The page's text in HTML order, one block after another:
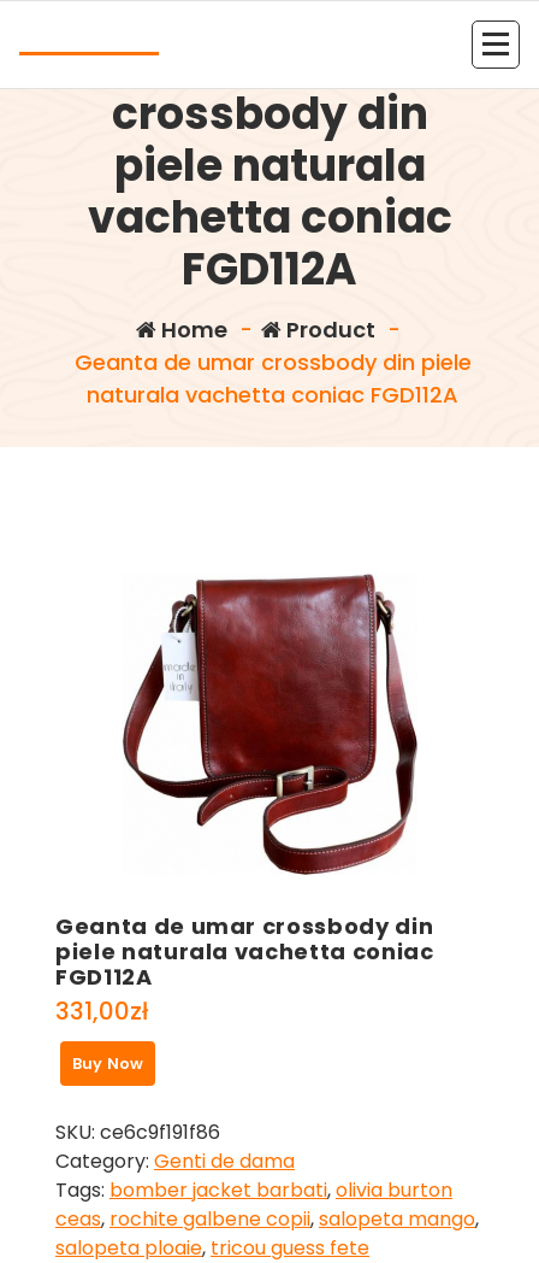
Geanta de umar
crossbody din
piele naturala
vachetta coniac
FGD112A
Home- Product -
Geanta de umar crossbody din piele
naturala vachetta coniac FGD112A
Geanta de umar crossbody din
piele naturala vachetta coniac
FGD112A
331,00zł
Buy Now
SKU: ce6c9f191f86
Category: Genti de dama
Tags: bomber jacket barbati,olivia burton
ceas, rochite galbene copii,salopeta mango,
salopeta ploaie, tricou guess fete